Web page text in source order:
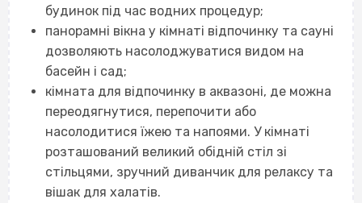
будинок під час водних процедур;
панорамні вікна у кімнаті відпочинку та сауні
дозволяють насолоджуватися видом на
басейн і сад;
кімната для відпочинку в аквазоні, де можна
переодягнутися, перепочити або
насолодитися їжею та напоями. У кімнаті
розташований великий обідній стіл зі
стільцями, зручний диванчик для релаксу та
вішак для халатів.